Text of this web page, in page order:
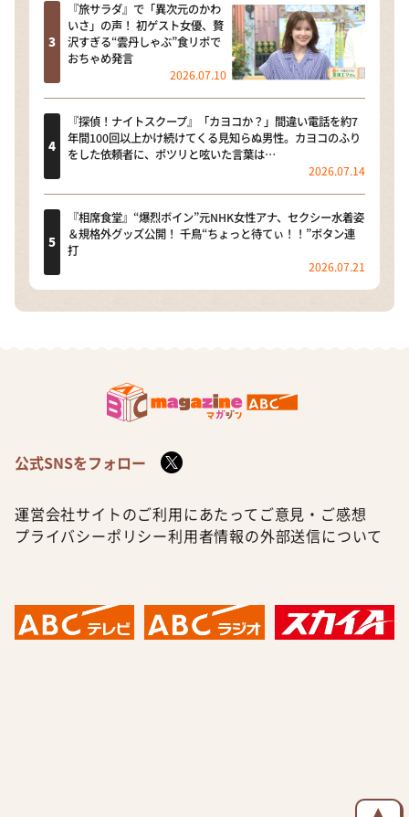
『旅サラダ』で「異次元のかわ
いさ」の声！ 初ゲスト女優、贅
沢すぎる“雲丹しゃぶ”食リポで
おちゃめ発言
2026.07.10
『探偵！ナイトスクープ』「カヨコか？」間違い電話を約7
年間100回以上かけ続けてくる見知らぬ男性。カヨコのふり
をした依頼者に、ポツリと呟いた言葉は…
2026.07.14
『相席食堂』“爆烈ボイン”元NHK女性アナ、セクシー水着姿
＆規格外グッズ公開！ 千鳥“ちょっと待てぃ！！”ボタン連
打
2026.07.21
公式SNSをフォロー
運営会社サイトのご利用にあたって ご意見・ご感想
プライバシーポリシー利用者情報の外部送信について